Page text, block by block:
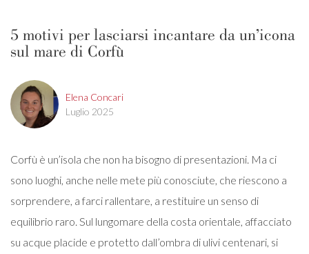
5 motivi per lasciarsi incantare da un’icona
sul mare di Corfù
Elena Concari
Luglio 2025
Corfù è un’isola che non ha bisogno di presentazioni. Ma ci
sono luoghi, anche nelle mete più conosciute, che riescono a
sorprendere, a farci rallentare, a restituire un senso di
equilibrio raro. Sul lungomare della costa orientale, affacciato
su acque placide e protetto dall’ombra di ulivi centenari, si